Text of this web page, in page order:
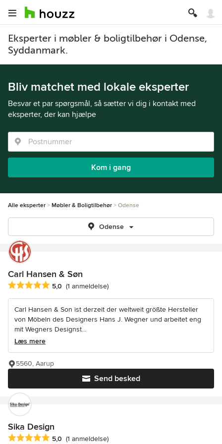
Eksperter i møbler & boligtilbehør i Odense,
Syddanmark.
Bliv matchet med lokale eksperter
Besvar et par spørgsmål, så sætter vi dig i kontakt med
eksperter, der kan hjælpe
Kom i gang
Alle eksperter Møbler & Boligtilbehør Odense
Odense
Carl Hansen & Søn
Gennemsnitlig bedømmelse: 5 ud af 5 stjerner
5,0 (1 anmeldelse)
Carl Hansen & Son ist derzeit der weltweit größte Hersteller
von Möbeln des Designers Hans J. Wegner und arbeitet eng
mit Wegners Designst...
Læs mere
Send besked
5560, Aarup
Sika Design
Gennemsnitlig bedømmelse: 5 ud af 5 stjerner
5,0 (1 anmeldelse)